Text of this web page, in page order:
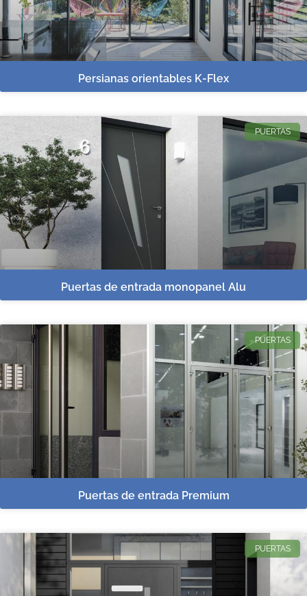
Persianas orientables K-Flex
PUERTAS
Puertas de entrada monopanel Alu
PUERTAS
Puertas de entrada Premium
PUERTAS